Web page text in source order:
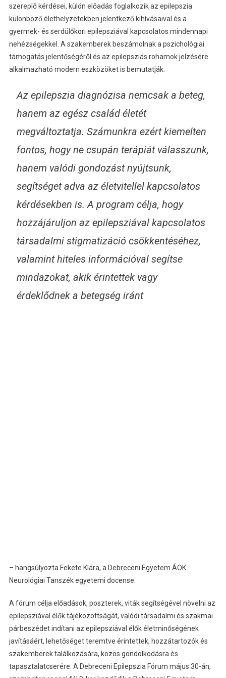
szereplő kérdései, külön előadás foglalkozik az epilepszia
különböző élethelyzetekben jelentkező kihívásaival és a
gyermek- és serdülőkori epilepsziával kapcsolatos mindennapi
nehézségekkel. A szakemberek beszámolnak a pszichológiai
támogatás jelentőségéről és az epilepsziás rohamok jelzésére
alkalmazható modern eszközöket is bemutatják.
Az epilepszia diagnózisa nemcsak a beteg,
hanem az egész család életét
megváltoztatja. Számunkra ezért kiemelten
fontos, hogy ne csupán terápiát válasszunk,
hanem valódi gondozást nyújtsunk,
segítséget adva az életvitellel kapcsolatos
kérdésekben is. A program célja, hogy
hozzájáruljon az epilepsziával kapcsolatos
társadalmi stigmatizáció csökkentéséhez,
valamint hiteles információval segítse
mindazokat, akik érintettek vagy
érdeklődnek a betegség iránt
– hangsúlyozta Fekete Klára, a Debreceni Egyetem ÁOK
Neurológiai Tanszék egyetemi docense.
A fórum célja előadások, poszterek, viták segítségével növelni az
epilepsziával élők tájékozottságát, valódi társadalmi és szakmai
párbeszédet indítani az epilepsziával élők életminőségének
javításáért, lehetőséget teremtve érintettek, hozzátartozók és
szakemberek találkozására, közös gondolkodásra és
tapasztalatcserére. A Debreceni Epilepszia Fórum május 30-án,